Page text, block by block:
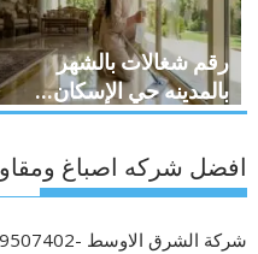
رقم شغالات بالشهر
بالمدينه حي الإسكان...
افضل شركه اصباغ